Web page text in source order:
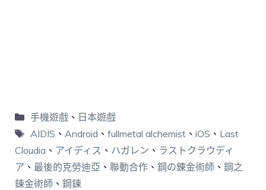
手機遊戲、 日本遊戲
AIDIS 、 Android 、 fullmetal alchemist、 iOS 、 Last
Cloudia 、 アイディス 、 ハガレン 、 ラストクラウディ
ア 、 最後的克勞迪亞 、 聯動合作 、 鋼の錬金術師 、 鋼之
鍊金術師 、 鋼鍊